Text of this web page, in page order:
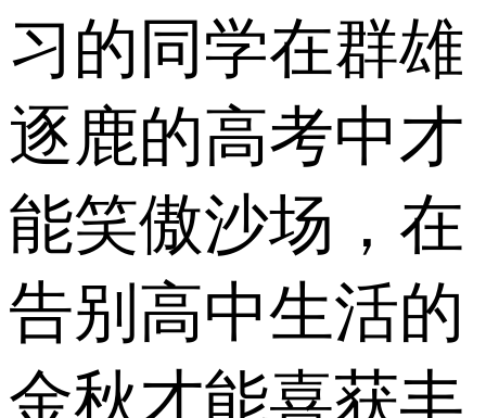
习的同学在群雄
逐鹿的高考中才
能笑傲沙场，在
告别高中生活的
金秋才能喜获丰